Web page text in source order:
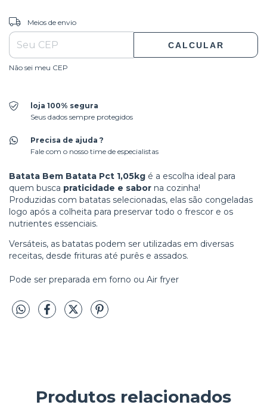
Entregas para o CEP:
Meios de envio
CALCULAR
Não sei meu CEP
loja 100% segura
Seus dados sempre protegidos
Precisa de ajuda ?
Fale com o nosso time de especialistas
Batata Bem Batata Pct 1,05kg é a escolha ideal para
quem busca praticidade e sabor na cozinha!
Produzidas com batatas selecionadas, elas são congeladas
logo após a colheita para preservar todo o frescor e os
nutrientes essenciais.
Versáteis, as batatas podem ser utilizadas em diversas
receitas, desde frituras até purês e assados.
Pode ser preparada em forno ou Air fryer
Produtos relacionados